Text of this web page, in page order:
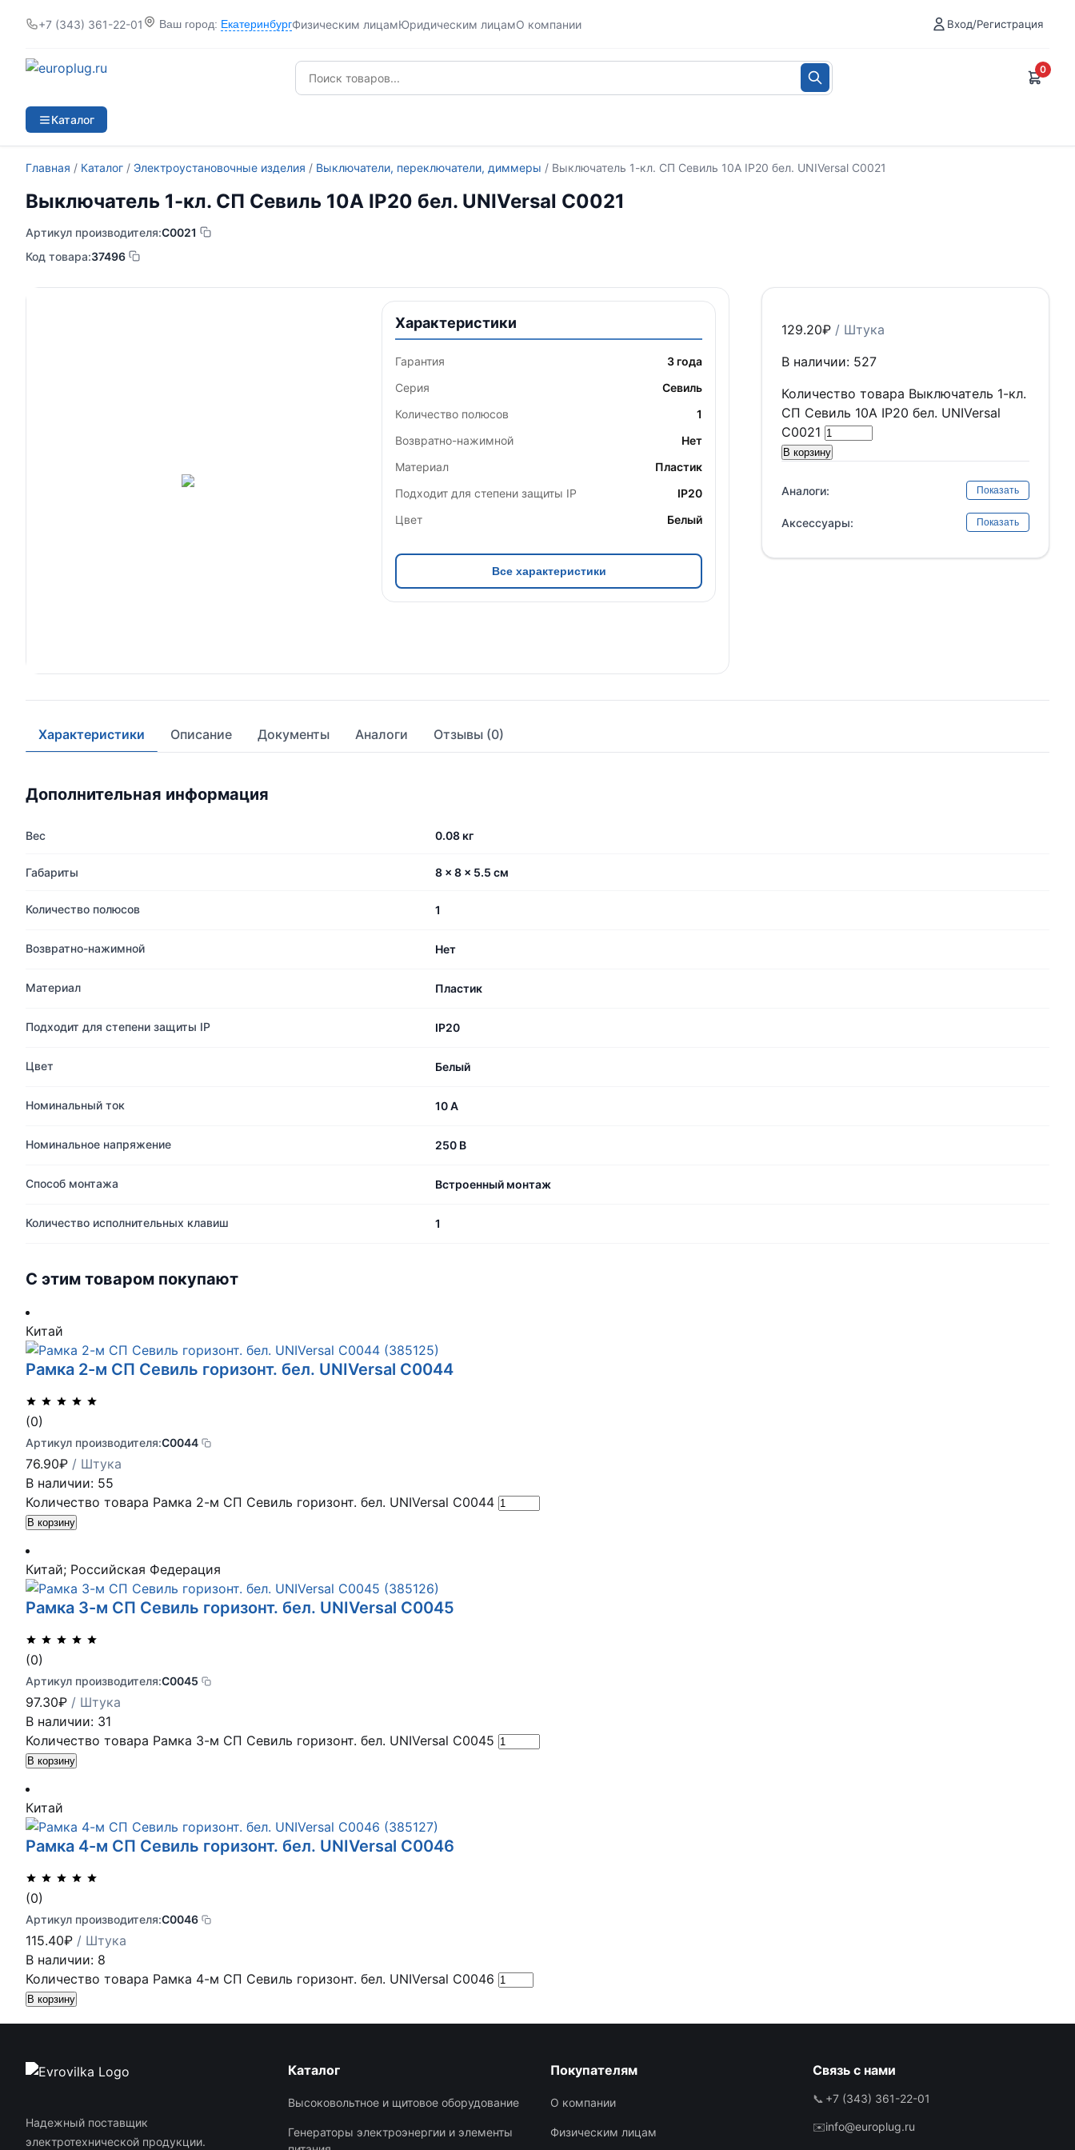
+7 (343) 361-22-01 Ваш город: ЕкатеринбургФизическим лицамЮридическим лицамО компании Вход/Регистрация
0
Каталог
Главная / Каталог / Электроустановочные изделия / Выключатели, переключатели, диммеры / Выключатель 1-кл. СП Севиль 10А IP20 бел. UNIVersal С0021
Выключатель 1-кл. СП Севиль 10А IP20 бел. UNIVersal С0021
Артикул производителя:С0021
Код товара:37496
Характеристики
Гарантия
3 года
Серия
Севиль
Количество полюсов
1
Возвратно-нажимной
Нет
Материал
Пластик
Подходит для степени защиты IP
IP20
Цвет
Белый
Все характеристики
129.20₽ / Штука
В наличии: 527
Количество товара Выключатель 1-кл.
СП Севиль 10А IP20 бел. UNIVersal
С0021
В корзину
Аналоги: Показать
Аксессуары: Показать
Характеристики Описание Документы Аналоги Отзывы (0)
Дополнительная информация
Вес 0.08 кг
Габариты 8 × 8 × 5.5 см
Количество полюсов 1
Возвратно-нажимной Нет
Материал Пластик
Подходит для степени защиты IP IP20
Цвет Белый
Номинальный ток 10 А
Номинальное напряжение 250 В
Способ монтажа Встроенный монтаж
Количество исполнительных клавиш 1
С этим товаром покупают
Китай
Рамка 2-м СП Севиль горизонт. бел. UNIVersal С0044
(0)
Артикул производителя:С0044
76.90₽ / Штука
В наличии: 55
Количество товара Рамка 2-м СП Севиль горизонт. бел. UNIVersal С0044
В корзину
Китай; Российская Федерация
Рамка 3-м СП Севиль горизонт. бел. UNIVersal С0045
(0)
Артикул производителя:С0045
97.30₽ / Штука
В наличии: 31
Количество товара Рамка 3-м СП Севиль горизонт. бел. UNIVersal С0045
В корзину
Китай
Рамка 4-м СП Севиль горизонт. бел. UNIVersal С0046
(0)
Артикул производителя:С0046
115.40₽ / Штука
В наличии: 8
Количество товара Рамка 4-м СП Севиль горизонт. бел. UNIVersal С0046
В корзину
Надежный поставщик
электротехнической продукции.
Каталог
Высоковольтное и щитовое оборудование
Генераторы электроэнергии и элементы
Покупателям
О компании
Физическим лицам
Связь с нами
📞 +7 (343) 361-22-01
✉️info@europlug.ru